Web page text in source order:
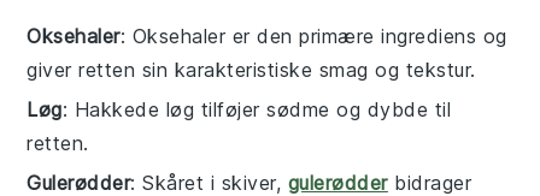
Oksehaler: Oksehaler er den primære ingrediens og
giver retten sin karakteristiske smag og tekstur.
Løg: Hakkede løg tilføjer sødme og dybde til
retten.
Gulerødder: Skåret i skiver, gulerødderbidrager